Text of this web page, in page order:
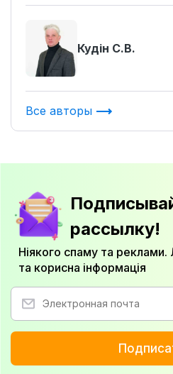
Кудін С.В.
Все авторы
рассылку!
Ніякого спаму та
та корисна інформація